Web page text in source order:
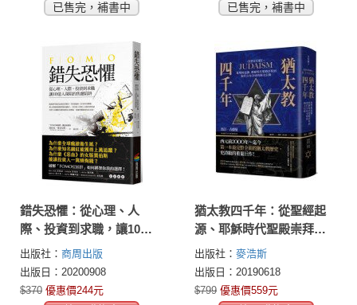
已售完，補書中 已售完，補書中
錯失恐懼：從心理、人
際、投資到求職，讓10億
人深陷的焦慮陷阱
出版社： 商周出版
出版日：20200908
$370 優惠價244元
猶太教四千年：從聖經起
源、耶穌時代聖殿崇拜到
現代分布全球的猶太信仰
出版社： 麥浩斯
出版日：20190618
$799 優惠價559元